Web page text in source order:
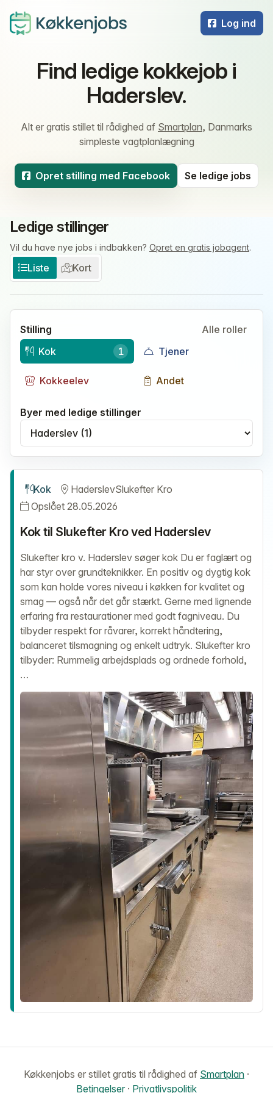
Log ind
Find ledige kokkejob i
Haderslev.
Alt er gratis stillet til rådighed af Smartplan, Danmarks
simpleste vagtplanlægning
Opret stilling med Facebook Se ledige jobs
Ledige stillinger
Vil du have nye jobs i indbakken? Opret en gratis jobagent.
Liste Kort
Stilling
Alle roller
Kok
1 Tjener
Kokkeelev Andet
Byer med ledige stillinger
Vælg by
Kok HaderslevSlukefter Kro
Opslået 28.05.2026
Kok til Slukefter Kro ved Haderslev
Slukefter kro v. Haderslev søger kok Du er faglært og
har styr over grundteknikker. En positiv og dygtig kok
som kan holde vores niveau i køkken for kvalitet og
smag — også når det går stærkt. Gerne med lignende
erfaring fra restaurationer med godt fagniveau. Du
tilbyder respekt for råvarer, korrekt håndtering,
balanceret tilsmagning og enkelt udtryk. Slukefter kro
tilbyder: Rummelig arbejdsplads og ordnede forhold,
…
Køkkenjobs er stillet gratis til rådighed af Smartplan ·
Betingelser · Privatlivspolitik